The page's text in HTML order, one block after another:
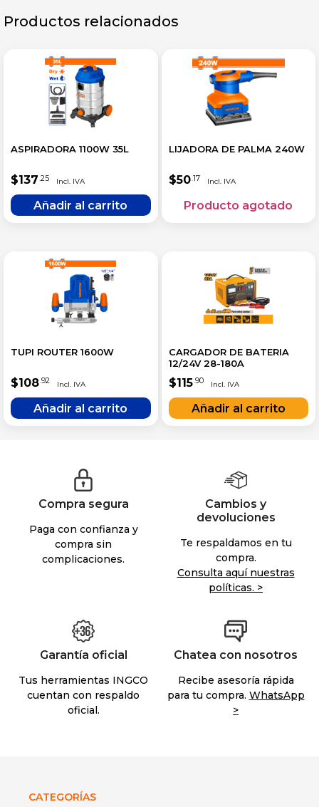
Productos relacionados
ASPIRADORA 1100W 35L
$137.25
LIJADORA DE PALMA 240W
$50.17
TUPI ROUTER 1600W
$108.92
CARGADOR DE BATERIA
12/24V 28-180A
$115.90
Compra segura
Paga con confianza y
compra sin
complicaciones.
Cambios y
devoluciones
Te respaldamos en tu
compra.
Consulta aquí nuestras
políticas. >
Garantía oficial
Tus herramientas INGCO
cuentan con respaldo
oficial.
Chatea con nosotros
Recibe asesoría rápida
para tu compra. WhatsApp
>
CATEGORÍAS